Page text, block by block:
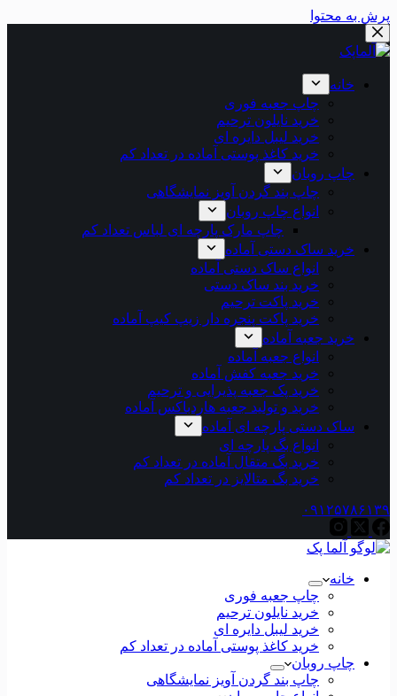
پرش به محتوا
خانه
چاپ جعبه فوری
خرید نایلون ترحیم
خرید لیبل دایره ای
خرید کاغذ پوستی آماده در تعداد کم
چاپ روبان
چاپ بند گردن آویز نمایشگاهی
انواع چاپ روبان
چاپ مارک پارچه ای لباس تعداد کم
خرید ساک دستی آماده
انواع ساک دستی آماده
خرید بند ساک دستی
خرید پاکت ترحیم
خرید پاکت پنجره دار زیپ کیپ آماده
خرید جعبه آماده
انواع جعبه آماده
خرید جعبه کفش آماده
خرید پک جعبه پذیرایی و ترحیم
خرید و تولید جعبه هاردباکس آماده
ساک دستی پارچه ای آماده
انواع بگ پارچه ای
خرید بگ متقال آماده در تعداد کم
خرید بگ متالایز در تعداد کم
۰۹۱۲۵۷۸۶۱۳۹
خانه
چاپ جعبه فوری
خرید نایلون ترحیم
خرید لیبل دایره ای
خرید کاغذ پوستی آماده در تعداد کم
چاپ روبان
چاپ بند گردن آویز نمایشگاهی